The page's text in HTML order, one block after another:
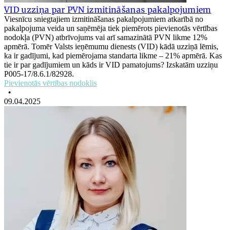
VID uzziņa par PVN izmitināšanas pakalpojumiem
Viesnīcu sniegtajiem izmitināšanas pakalpojumiem atkarībā no
pakalpojuma veida un saņēmēja tiek piemērots pievienotās vērtības
nodokļa (PVN) atbrīvojums vai arī samazinātā PVN likme 12%
apmērā. Tomēr Valsts ieņēmumu dienests (VID) kādā uzziņā lēmis,
ka ir gadījumi, kad piemērojama standarta likme – 21% apmērā. Kas
tie ir par gadījumiem un kāds ir VID pamatojums? Izskatām uzziņu
P005-17/8.6.1/82928.
Pievienotās vērtības nodoklis
•
09.04.2025